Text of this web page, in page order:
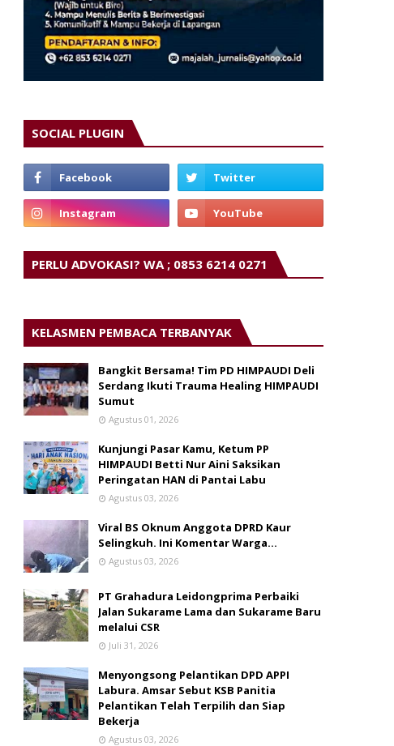
SOCIAL PLUGIN
PERLU ADVOKASI? WA ; 0853 6214 0271
KELASMEN PEMBACA TERBANYAK
Bangkit Bersama! Tim PD HIMPAUDI Deli
Serdang Ikuti Trauma Healing HIMPAUDI
Sumut
Agustus 01, 2026
Kunjungi Pasar Kamu, Ketum PP
HIMPAUDI Betti Nur Aini Saksikan
Peringatan HAN di Pantai Labu
Agustus 03, 2026
Viral BS Oknum Anggota DPRD Kaur
Selingkuh. Ini Komentar Warga…
Agustus 03, 2026
PT Grahadura Leidongprima Perbaiki
Jalan Sukarame Lama dan Sukarame Baru
melalui CSR
Juli 31, 2026
Menyongsong Pelantikan DPD APPI
Labura. Amsar Sebut KSB Panitia
Pelantikan Telah Terpilih dan Siap
Bekerja
Agustus 03, 2026